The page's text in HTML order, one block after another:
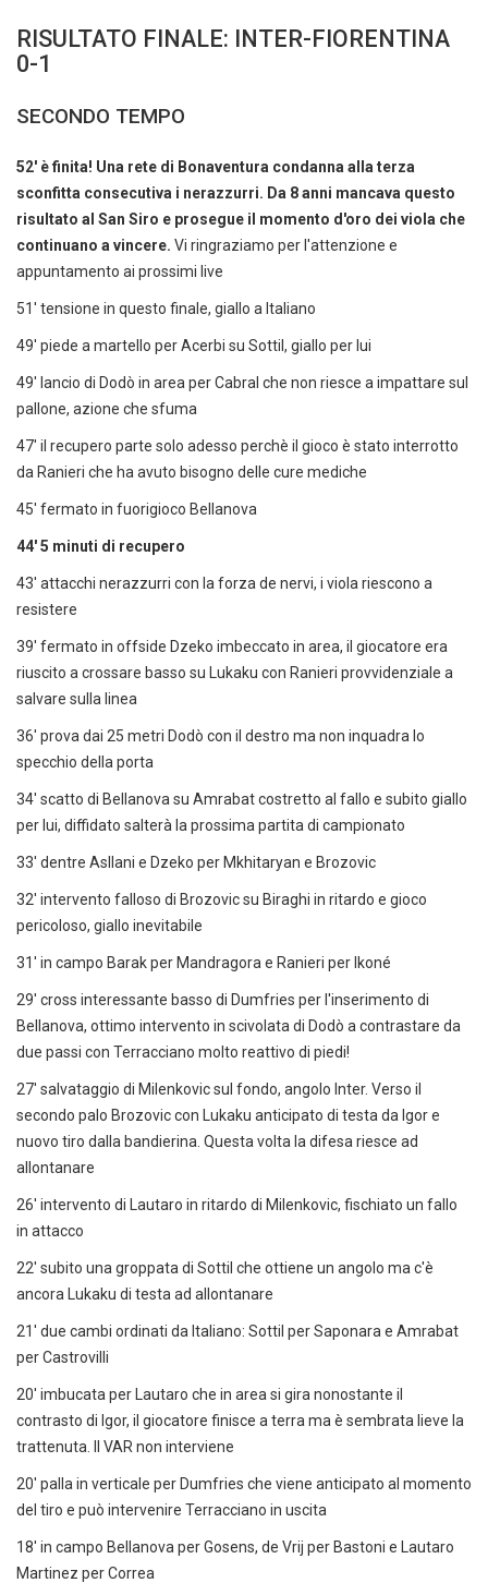
RISULTATO FINALE: INTER-FIORENTINA
0-1
SECONDO TEMPO
52' è finita! Una rete di Bonaventura condanna alla terza
sconfitta consecutiva i nerazzurri. Da 8 anni mancava questo
risultato al San Siro e prosegue il momento d'oro dei viola che
continuano a vincere. Vi ringraziamo per l'attenzione e
appuntamento ai prossimi live
51' tensione in questo finale, giallo a Italiano
49' piede a martello per Acerbi su Sottil, giallo per lui
49' lancio di Dodò in area per Cabral che non riesce a impattare sul
pallone, azione che sfuma
47' il recupero parte solo adesso perchè il gioco è stato interrotto
da Ranieri che ha avuto bisogno delle cure mediche
45' fermato in fuorigioco Bellanova
44' 5 minuti di recupero
43' attacchi nerazzurri con la forza de nervi, i viola riescono a
resistere
39' fermato in offside Dzeko imbeccato in area, il giocatore era
riuscito a crossare basso su Lukaku con Ranieri provvidenziale a
salvare sulla linea
36' prova dai 25 metri Dodò con il destro ma non inquadra lo
specchio della porta
34' scatto di Bellanova su Amrabat costretto al fallo e subito giallo
per lui, diffidato salterà la prossima partita di campionato
33' dentre Asllani e Dzeko per Mkhitaryan e Brozovic
32' intervento falloso di Brozovic su Biraghi in ritardo e gioco
pericoloso, giallo inevitabile
31' in campo Barak per Mandragora e Ranieri per Ikoné
29' cross interessante basso di Dumfries per l'inserimento di
Bellanova, ottimo intervento in scivolata di Dodò a contrastare da
due passi con Terracciano molto reattivo di piedi!
27' salvataggio di Milenkovic sul fondo, angolo Inter. Verso il
secondo palo Brozovic con Lukaku anticipato di testa da Igor e
nuovo tiro dalla bandierina. Questa volta la difesa riesce ad
allontanare
26' intervento di Lautaro in ritardo di Milenkovic, fischiato un fallo
in attacco
22' subito una groppata di Sottil che ottiene un angolo ma c'è
ancora Lukaku di testa ad allontanare
21' due cambi ordinati da Italiano: Sottil per Saponara e Amrabat
per Castrovilli
20' imbucata per Lautaro che in area si gira nonostante il
contrasto di Igor, il giocatore finisce a terra ma è sembrata lieve la
trattenuta. Il VAR non interviene
20' palla in verticale per Dumfries che viene anticipato al momento
del tiro e può intervenire Terracciano in uscita
18' in campo Bellanova per Gosens, de Vrij per Bastoni e Lautaro
Martinez per Correa